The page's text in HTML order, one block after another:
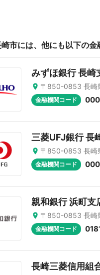
市には、他にも以下の金
みずほ銀行 長崎
〒850-0853 長崎
金融機関コード
三菱UFJ銀行 長
〒850-0853 長崎
金融機関コード
親和銀行 浜町支
〒850-0853 長崎
金融機関コード
長崎三菱信用組